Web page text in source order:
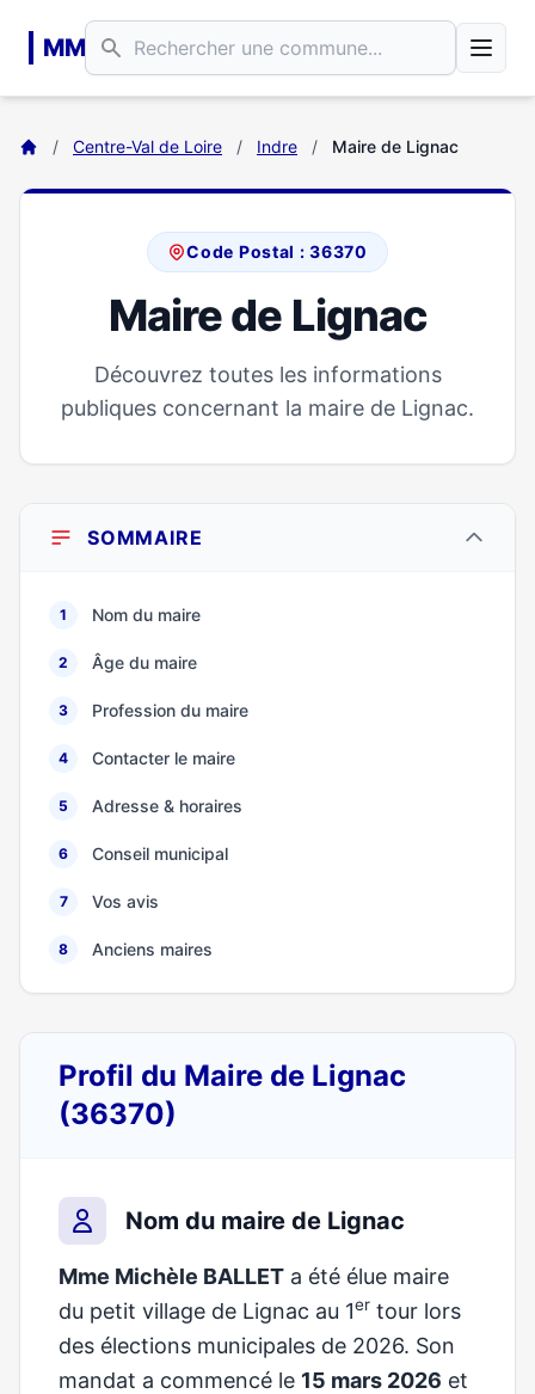
MM
/ Centre-Val de Loire / Indre / Maire de Lignac
Code Postal : 36370
Maire de Lignac
Découvrez toutes les informations
publiques concernant la maire de Lignac.
SOMMAIRE
1 Nom du maire
2 Âge du maire
3 Profession du maire
4 Contacter le maire
5 Adresse & horaires
6 Conseil municipal
7 Vos avis
8 Anciens maires
Profil du Maire de Lignac
(36370)
Nom du maire de Lignac
Mme Michèle BALLET a été élue maire
du petit village de Lignac au 1er tour lors
des élections municipales de 2026. Son
mandat a commencé le 15 mars 2026 et